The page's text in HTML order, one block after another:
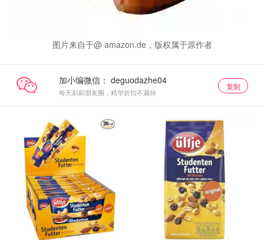
图片来自于@ amazon.de，版权属于原作者
加小编微信：
每天刷刷朋友圈，精华折扣不漏掉
复制